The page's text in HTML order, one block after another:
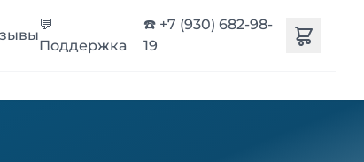
💬
Поддержка
☎️ +7 (930) 682-98-
19